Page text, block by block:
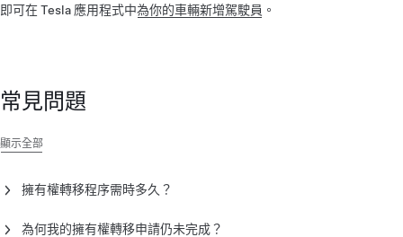
即可在 Tesla 應用程式中為你的車輛新增駕駛員 。
常見問題
顯示全部
擁有權轉移程序需時多久？
擁有權轉移申請，Tesla 將發出一封確認電郵，以表示已收到你
為何我的擁有權轉移申請仍未完成？